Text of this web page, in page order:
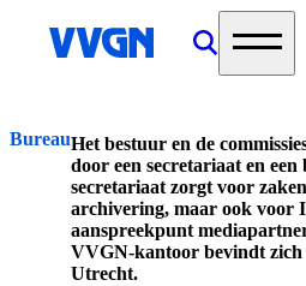
home
BureauHet bestuur en de
door een secretariaat en
secretariaat zorgt voor
archivering, maar ook voor
aanspreekpunt
VVGN-kantoor bevindt zich
Utrecht.